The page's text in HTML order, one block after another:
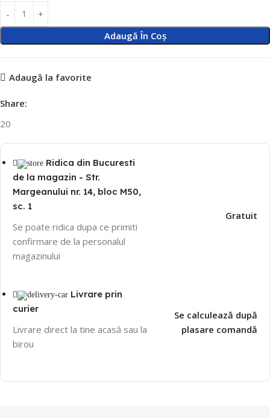
Adaugă În Coș
Adaugă la favorite
Share:
20
Ridica din Bucuresti
de la magazin - Str.
Margeanului nr. 14, bloc M50,
sc. 1
Se poate ridica dupa ce primiti
confirmare de la personalul
magazinului
Gratuit
Livrare prin
curier
Livrare direct la tine acasă sau la
birou
Se calculează după
plasare comandă